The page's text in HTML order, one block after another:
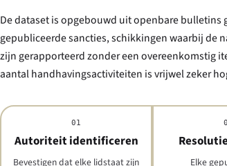
De dataset is opgebouwd uit openbare
gepubliceerde sancties, schikkingen waarbij de
zijn gerapporteerd zonder een overeenkomstig
aantal handhavingsactiviteiten is vrijwel zeker
01
Autoriteit identificeren
Bevestigen dat elke lidstaat zijn Elke